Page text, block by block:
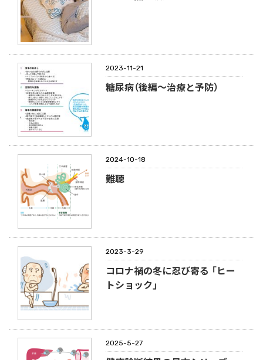
2023-11-21
糖尿病（後編～治療と予防）
2024-10-18
難聴
2023-3-29
コロナ禍の冬に忍び寄る 「ヒー
トショック」
2025-5-27